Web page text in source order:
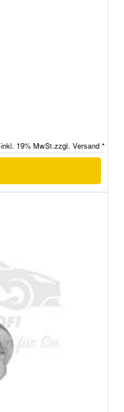
inkl. 19% MwSt.zzgl. Versand *